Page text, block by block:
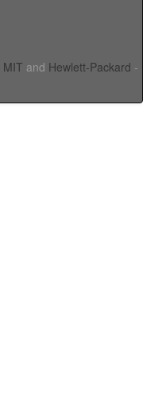
MIT and Hewlett-Packard -